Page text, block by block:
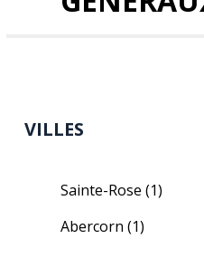
VILLES
Sainte-Rose(1)
Abercorn(1)